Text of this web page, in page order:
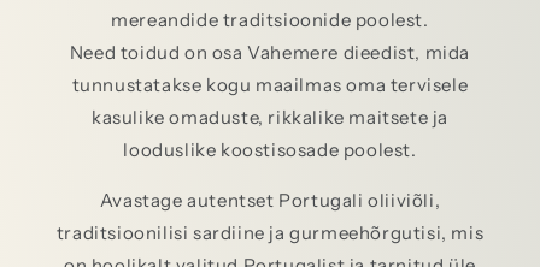
mereandide traditsioonide poolest.
Need toidud on osa Vahemere dieedist, mida
tunnustatakse kogu maailmas oma tervisele
kasulike omaduste, rikkalike maitsete ja
looduslike koostisosade poolest.
Avastage autentset Portugali oliiviõli,
traditsioonilisi sardiine ja gurmeehõrgutisi, mis